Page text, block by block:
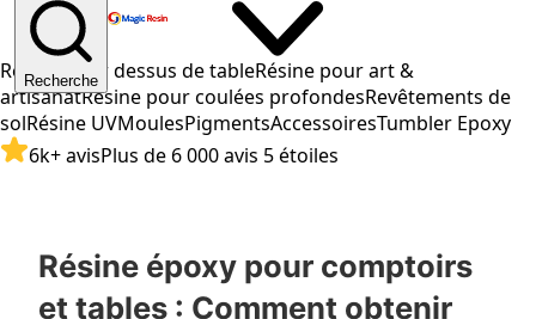
Recherche
Résine pour dessus de tableRésine pour art &
artisanatRésine pour coulées profondesRevêtements de
solRésine UVMoulesPigmentsAccessoiresTumbler Epoxy
6k+ avisPlus de 6 000 avis 5 étoiles
Résine époxy pour comptoirs
et tables : Comment obtenir